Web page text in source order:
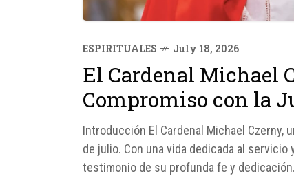
ESPIRITUALES July 18, 2026
El Cardenal Michael
Compromiso con la
Introducción El Cardenal Michael Czerny,
de julio. Con una vida dedicada al
testimonio de su profunda fe y